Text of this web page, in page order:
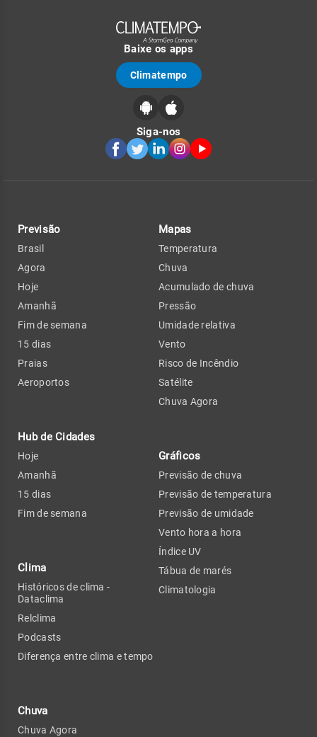
Baixe os apps
Climatempo
Siga-nos
Previsão
Brasil
Agora
Hoje
Amanhã
Fim de semana
15 dias
Praias
Aeroportos
Hub de Cidades
Hoje
Amanhã
15 dias
Fim de semana
Clima
Históricos de clima -
Dataclima
Relclima
Podcasts
Diferença entre clima e tempo
Chuva
Chuva Agora
Mapas
Temperatura
Chuva
Acumulado de chuva
Pressão
Umidade relativa
Vento
Risco de Incêndio
Satélite
Chuva Agora
Gráficos
Previsão de chuva
Previsão de temperatura
Previsão de umidade
Vento hora a hora
Índice UV
Tábua de marés
Climatologia